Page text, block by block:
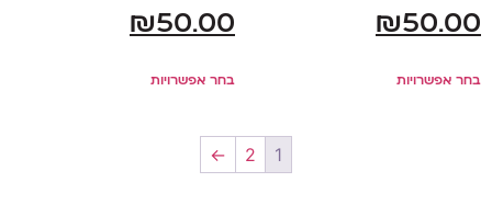
₪50.00
בחר אפשרויות
₪50.00
בחר אפשרויות
1
2
←